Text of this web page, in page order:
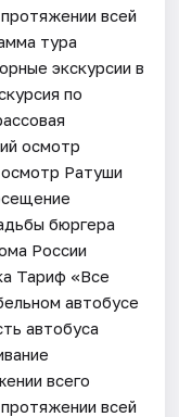
всей
тура
экскурсии в
по
осмотр
Ратуши
бюргера
России
Тариф «Все
автобусе
автобуса
всего
всей